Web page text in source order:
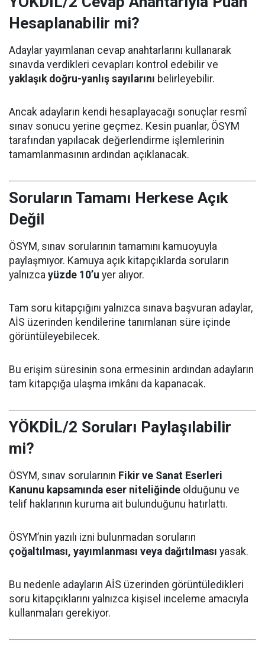
Hesaplanabilir mi?
Adaylar yayımlanan cevap anahtarlarını kullanarak
sınavda verdikleri cevapları kontrol edebilir ve
yaklaşık doğru-yanlış sayılarını belirleyebilir.
Ancak adayların kendi hesaplayacağı sonuçlar resmî
sınav sonucu yerine geçmez. Kesin puanlar, ÖSYM
tarafından yapılacak değerlendirme işlemlerinin
tamamlanmasının ardından açıklanacak.
Soruların Tamamı Herkese Açık
Değil
ÖSYM, sınav sorularının tamamını kamuoyuyla
paylaşmıyor. Kamuya açık kitapçıklarda soruların
yalnızca yüzde 10’u yer alıyor.
Tam soru kitapçığını yalnızca sınava başvuran adaylar,
AİS üzerinden kendilerine tanımlanan süre içinde
görüntüleyebilecek.
Bu erişim süresinin sona ermesinin ardından adayların
tam kitapçığa ulaşma imkânı da kapanacak.
YÖKDİL/2 Soruları Paylaşılabilir
mi?
ÖSYM, sınav sorularının Fikir ve Sanat Eserleri
Kanunu kapsamında eser niteliğinde olduğunu ve
telif haklarının kuruma ait bulunduğunu hatırlattı.
ÖSYM’nin yazılı izni bulunmadan soruların
çoğaltılması, yayımlanması veya dağıtılması yasak.
Bu nedenle adayların AİS üzerinden görüntüledikleri
soru kitapçıklarını yalnızca kişisel inceleme amacıyla
kullanmaları gerekiyor.